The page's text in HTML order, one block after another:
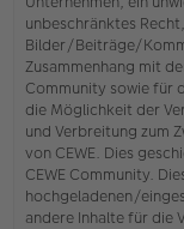
unbeschränktes
Bilder/Beiträge/
Zusammenhang mit
Community sowie für
die Möglichkeit der
und Verbreitung zum
von CEWE. Dies
CEWE Community.
hochgeladenen/
andere Inhalte für die